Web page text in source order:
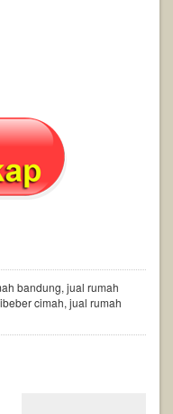
bandung, jual rumah
cimah, jual rumah